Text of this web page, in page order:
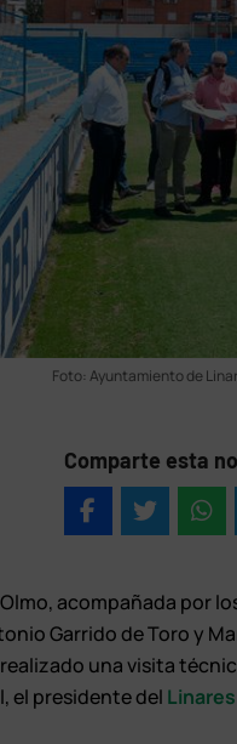
Foto: Ayuntamiento de
Comparte esta
acompañada por
Garrido de Toro y
una visita
el presidente del